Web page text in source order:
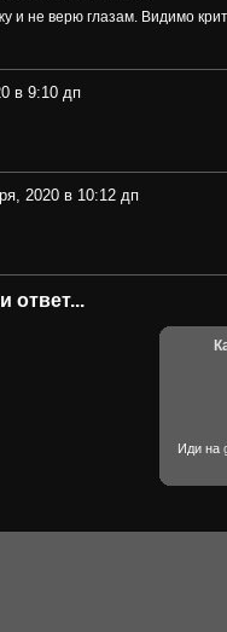
и не верю глазам. Видимо
в 9:10 дп
2020 в 10:12 дп
ответ...
Иди на